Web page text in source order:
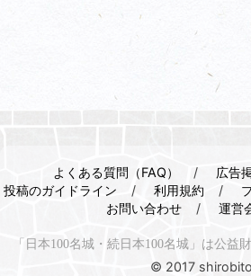
よくある質問（FAQ）
広告
投稿のガイドライン
利用規約
お問い合わせ
運営
「日本100名城・続日本100名城」は公益
© 2017 shirobito